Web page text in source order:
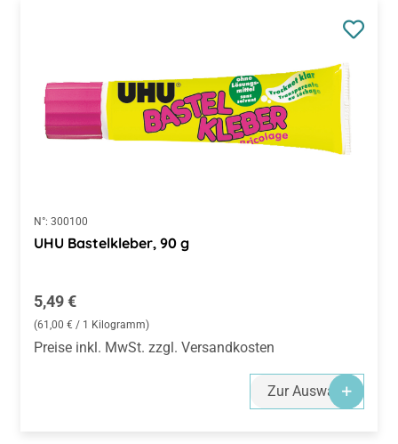
N°: 300100
UHU Bastelkleber, 90 g
Regulärer Preis:
5,49 €
(61,00 € / 1 Kilogramm)
Preise inkl. MwSt. zzgl. Versandkosten
Zur Auswahl